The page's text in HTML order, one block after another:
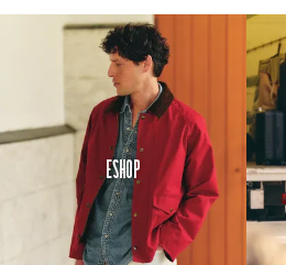
Eshop